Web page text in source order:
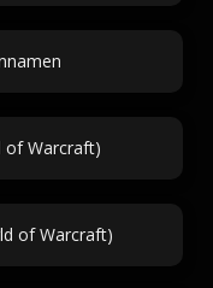
of Warcraft)
of Warcraft)